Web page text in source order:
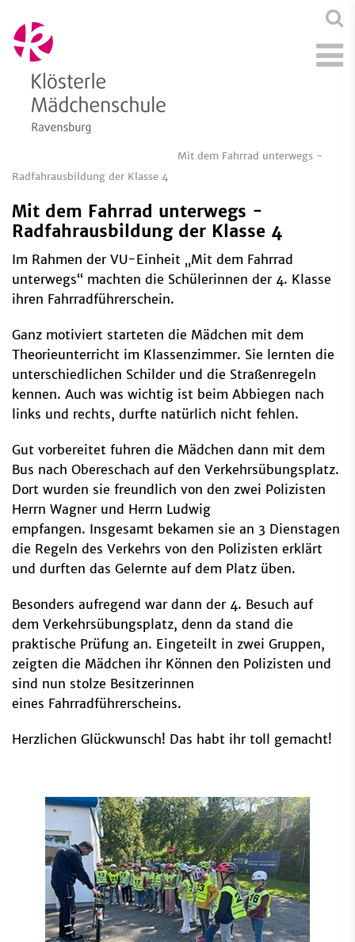
Mit dem Fahrrad unterwegs -
Radfahrausbildung der Klasse 4
Mit dem Fahrrad unterwegs -
Radfahrausbildung der Klasse 4
Im Rahmen der VU-Einheit „Mit dem Fahrrad
unterwegs“ machten die Schülerinnen der 4. Klasse
ihren Fahrradführerschein.
Ganz motiviert starteten die Mädchen mit dem
Theorieunterricht im Klassenzimmer. Sie lernten die
unterschiedlichen Schilder und die Straßenregeln
kennen. Auch was wichtig ist beim Abbiegen nach
links und rechts, durfte natürlich nicht fehlen.
Gut vorbereitet fuhren die Mädchen dann mit dem
Bus nach Obereschach auf den Verkehrsübungsplatz.
Dort wurden sie freundlich von den zwei Polizisten
Herrn Wagner und Herrn Ludwig
empfangen. Insgesamt bekamen sie an 3 Dienstagen
die Regeln des Verkehrs von den Polizisten erklärt
und durften das Gelernte auf dem Platz üben.
Besonders aufregend war dann der 4. Besuch auf
dem Verkehrsübungsplatz, denn da stand die
praktische Prüfung an. Eingeteilt in zwei Gruppen,
zeigten die Mädchen ihr Können den Polizisten und
sind nun stolze Besitzerinnen
eines Fahrradführerscheins.
Herzlichen Glückwunsch! Das habt ihr toll gemacht!